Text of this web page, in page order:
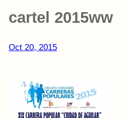
cartel 2015ww
Oct 20, 2015